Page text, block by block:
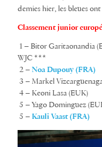
demies hier, les bleues
Classement junior
1 – Bitor Garitaonandia
WJC ***
2 – Noa Dupouy (FRA)
3 – Markel
4 – Keoni Lasa (EUK)
5 – Yago Dominguez
5 – Kauli Vaast (FRA)